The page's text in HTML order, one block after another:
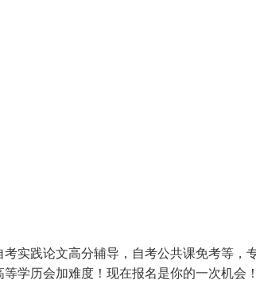
实践论文高分辅导，自考公共课免考等，
学历会加难度！现在报名是你的一次机会